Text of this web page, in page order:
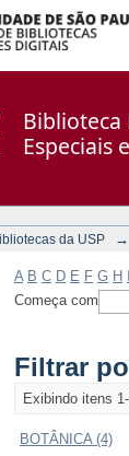
Biblioteca
Especiais
da USP →
A B C D E F G H
Começa com
Filtrar
Exibindo itens 1-
BOTÂNICA (4)